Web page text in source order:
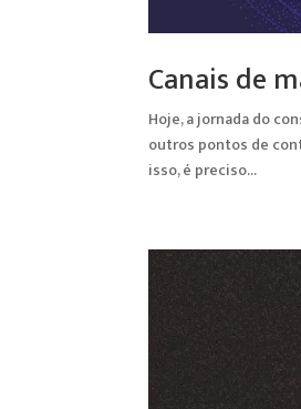
Canais de
Hoje, a jornada do
outros pontos de
isso, é preciso...